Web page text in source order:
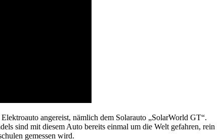
angereist, nämlich dem Solarauto „SolarWorld GT“.
sind mit diesem Auto bereits einmal um die Welt gefahren, rein
gemessen wird.